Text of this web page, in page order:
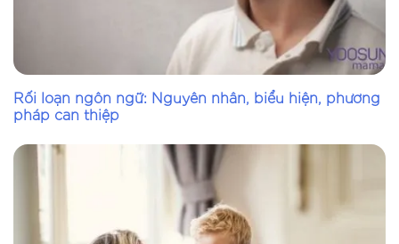
Rối loạn ngôn ngữ: Nguyên nhân, biểu hiện, phương
pháp can thiệp